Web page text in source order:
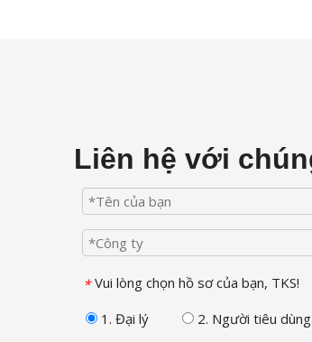
Liên hệ với
* Vui lòng chọn hồ sơ của bạn, TKS!
1. Đại lý
2. Người tiêu dùng